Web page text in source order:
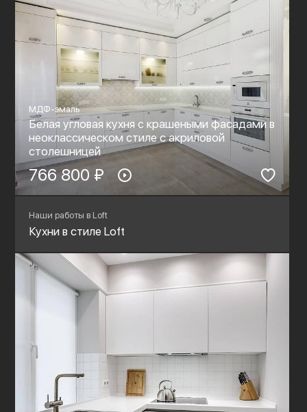
МДФ-эмаль
Белая угловая кухня с крашеными фасадами в
неоклассическом стиле c акриловой
столешницей
766 800 ₽
Наши работы в Loft
Кухни в стиле Loft